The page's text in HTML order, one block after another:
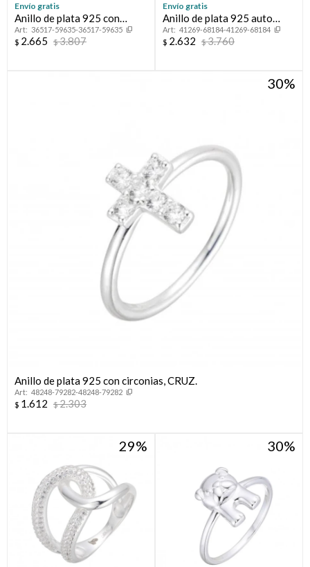
Envío gratis
Anillo de plata 925 con
circonias, CORAZON
36517-59635-36517-59635
$ 2.665 $3.807
Envío gratis
Anillo de plata 925 auto
ajustable.
41269-68184-41269-68184
$ 2.632 $3.760
30
Anillo de plata 925 con circonias, CRUZ.
48248-79282-48248-79282
$ 1.612 $2.303
29 30